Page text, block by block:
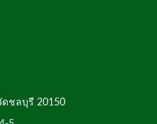
ดชลบุรี 20150